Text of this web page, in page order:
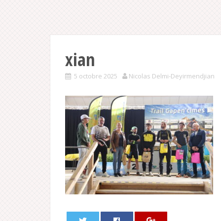
xian
5 octobre 2025 Nicolas Delmi-Deyirmendjian